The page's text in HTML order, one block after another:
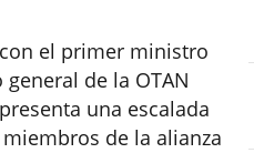
el primer ministro
de la OTAN
una escalada
de la alianza